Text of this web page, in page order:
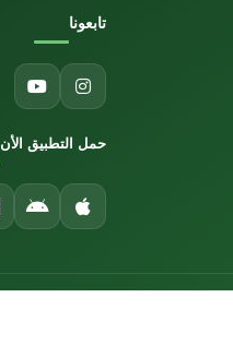
تابعونا
حمل التطبيق الأن